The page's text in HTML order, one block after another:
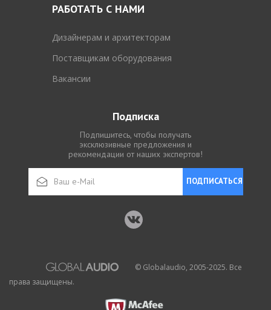
РАБОТАТЬ С НАМИ
Дизайнерам и архитекторам
Поставщикам оборудования
Вакансии
Подписка
Подпишитесь, чтобы получать
эксклюзивные предложения и
рекомендации от наших экспертов!
ПОДПИСАТЬСЯ
© Globalaudio, 2005-2025. Все
права защищены.